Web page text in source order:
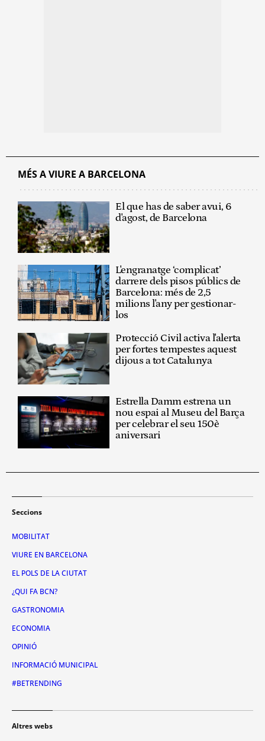
MÉS A VIURE A BARCELONA
El que has de saber avui, 6
d'agost, de Barcelona
L'engranatge ‘complicat’
darrere dels pisos públics de
Barcelona: més de 2,5
milions l'any per gestionar-
los
Protecció Civil activa l'alerta
per fortes tempestes aquest
dijous a tot Catalunya
Estrella Damm estrena un
nou espai al Museu del Barça
per celebrar el seu 150è
aniversari
Seccions
MOBILITAT
VIURE EN BARCELONA
EL POLS DE LA CIUTAT
¿QUI FA BCN?
GASTRONOMIA
ECONOMIA
OPINIÓ
INFORMACIÓ MUNICIPAL
#BETRENDING
Altres webs